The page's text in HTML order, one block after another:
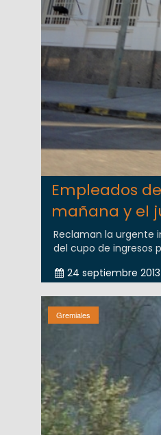
Empleados
mañana y el
Reclaman la urgente
del cupo de ingresos
24 septiembre 2013
Gremiales